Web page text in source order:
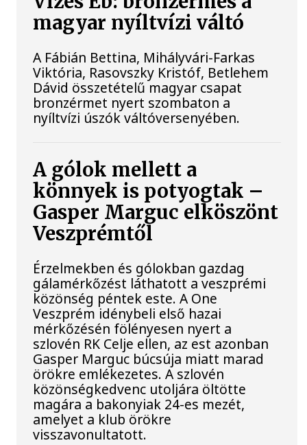
magyar nyíltvízi váltó
A Fábián Bettina, Mihályvári-Farkas
Viktória, Rasovszky Kristóf, Betlehem
Dávid összetételű magyar csapat
bronzérmet nyert szombaton a
nyíltvízi úszók váltóversenyében.
A gólok mellett a
könnyek is potyogtak –
Gasper Marguc elköszönt
Veszprémtől
Érzelmekben és gólokban gazdag
gálamérkőzést láthatott a veszprémi
közönség péntek este. A One
Veszprém idénybeli első hazai
mérkőzésén fölényesen nyert a
szlovén RK Celje ellen, az est azonban
Gasper Marguc búcsúja miatt marad
örökre emlékezetes. A szlovén
közönségkedvenc utoljára öltötte
magára a bakonyiak 24-es mezét,
amelyet a klub örökre
visszavonultatott.